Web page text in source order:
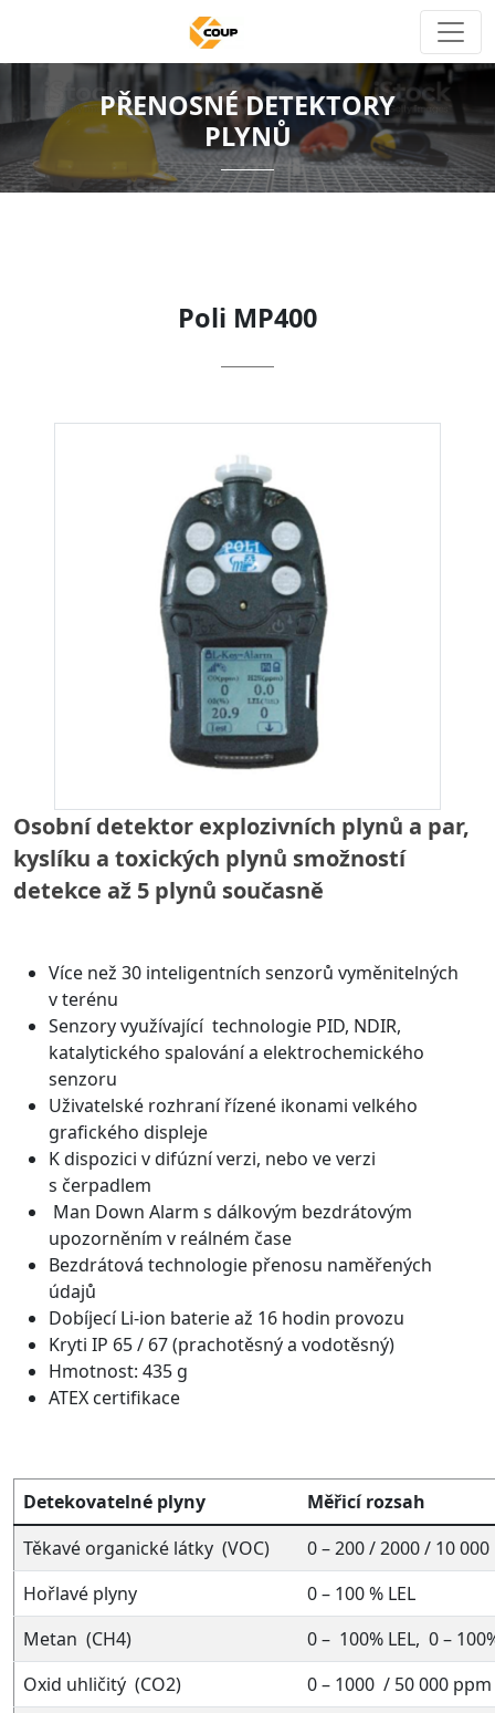
PŘENOSNÉ DETEKTORY
PLYNŮ
Poli MP400
Osobní detektor explozivních plynů a par,
kyslíku a toxických plynů smožností
detekce až 5 plynů současně
Více než 30 inteligentních senzorů vyměnitelných
v terénu
Senzory využívající technologie PID, NDIR,
katalytického spalování a elektrochemického
senzoru
Uživatelské rozhraní řízené ikonami velkého
grafického displeje
K dispozici v difúzní verzi, nebo ve verzi
s čerpadlem
Man Down Alarm s dálkovým bezdrátovým
upozorněním v reálném čase
Bezdrátová technologie přenosu naměřených
údajů
Dobíjecí Li-ion baterie až 16 hodin provozu
Kryti IP 65 / 67 (prachotěsný a vodotěsný)
Hmotnost: 435 g
ATEX certifikace
Detekovatelné plyny
Měřicí rozsah
Těkavé organické látky (VOC)
0 – 200 / 2000 / 10
Hořlavé plyny
0 – 100 % LEL
Metan (CH4)
0 – 100% LEL, 0 –
Oxid uhličitý (CO2)
0 – 1000 / 50 000 ppm